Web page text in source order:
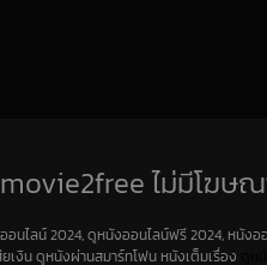
ไม่มีโฆษ
นไลน์ 2024, ดูหนังออนไลน์ฟรี 2024, หนัง
เงิน ดูหนังผ่านสมาร์ทโฟน หนังเต็มเรื่อง